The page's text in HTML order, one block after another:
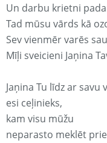
Un darbu krietni
Tad mūsu vārds kā
Sev vienmēr varēs
Mīļi sveicieni Jaņina
Jaņina Tu līdz ar savu
esi ceļinieks,
kam visu mūžu
neparasto meklēt